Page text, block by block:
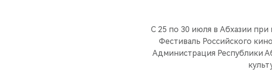
С 25 по 30 июля в Абхазии
Фестиваль Российского
Администрация Республики